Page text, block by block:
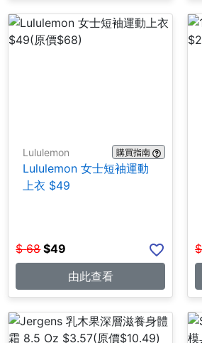
Lululemon 購買指南
Lululemon 女士短袖運動
上衣 $49
$ 68 $49
由此查看
$